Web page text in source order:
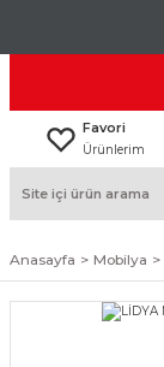
Favori
Ürünlerim
Anasayfa Mobilya